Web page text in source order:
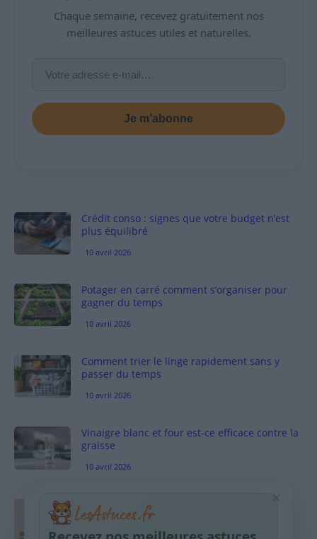
Chaque semaine, recevez gratuitement nos
meilleures astuces utiles et naturelles.
Je m’abonne
Crédit conso : signes que votre budget n’est
plus équilibré
10 avril 2026
Potager en carré comment s’organiser pour
gagner du temps
10 avril 2026
Comment trier le linge rapidement sans y
passer du temps
10 avril 2026
Vinaigre blanc et four est-ce efficace contre la
graisse
10 avril 2026
Taches pigmentaires : routine simple +
habitudes qui aident
×